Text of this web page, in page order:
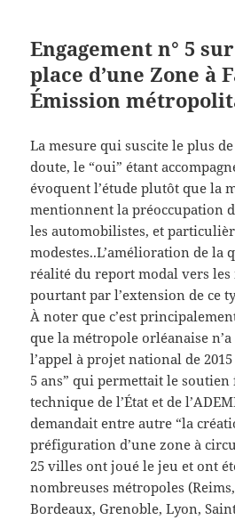
Engagement n° 5
place d’une Zone à
Émission
La mesure qui suscite le plus
doute, le “oui” étant
évoquent l’étude plutôt que la
mentionnent la préoccupation
les automobilistes, et
modestes..L’amélioration de la
réalité du report modal vers les
pourtant par l’extension de ce
À noter que c’est
que la métropole orléanaise
l’appel à projet national de
5 ans” qui permettait le
technique de l’État et de
demandait entre autre “la
préfiguration d’une zone à
25 villes ont joué le jeu et ont
nombreuses métropoles
Bordeaux, Grenoble, Lyon,